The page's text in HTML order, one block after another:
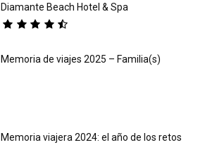
Diamante Beach Hotel & Spa
Memoria de viajes 2025 – Familia(s)
Memoria viajera 2024: el año de los retos